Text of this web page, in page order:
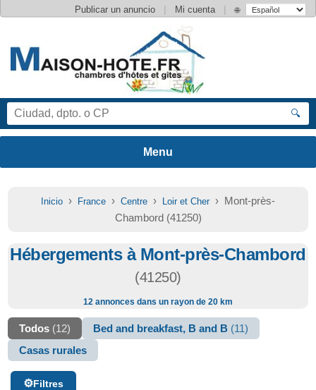
Publicar un anuncio | Mi cuenta | 🌐
🔍
Inicio › France › Centre › Loir et Cher› Mont-près-
Chambord (41250)
Hébergements à Mont-près-Chambord
(41250)
12 annonces dans un rayon de 20 km
Todos (12) Bed and breakfast, B and B (11)
Casas rurales
Filtres